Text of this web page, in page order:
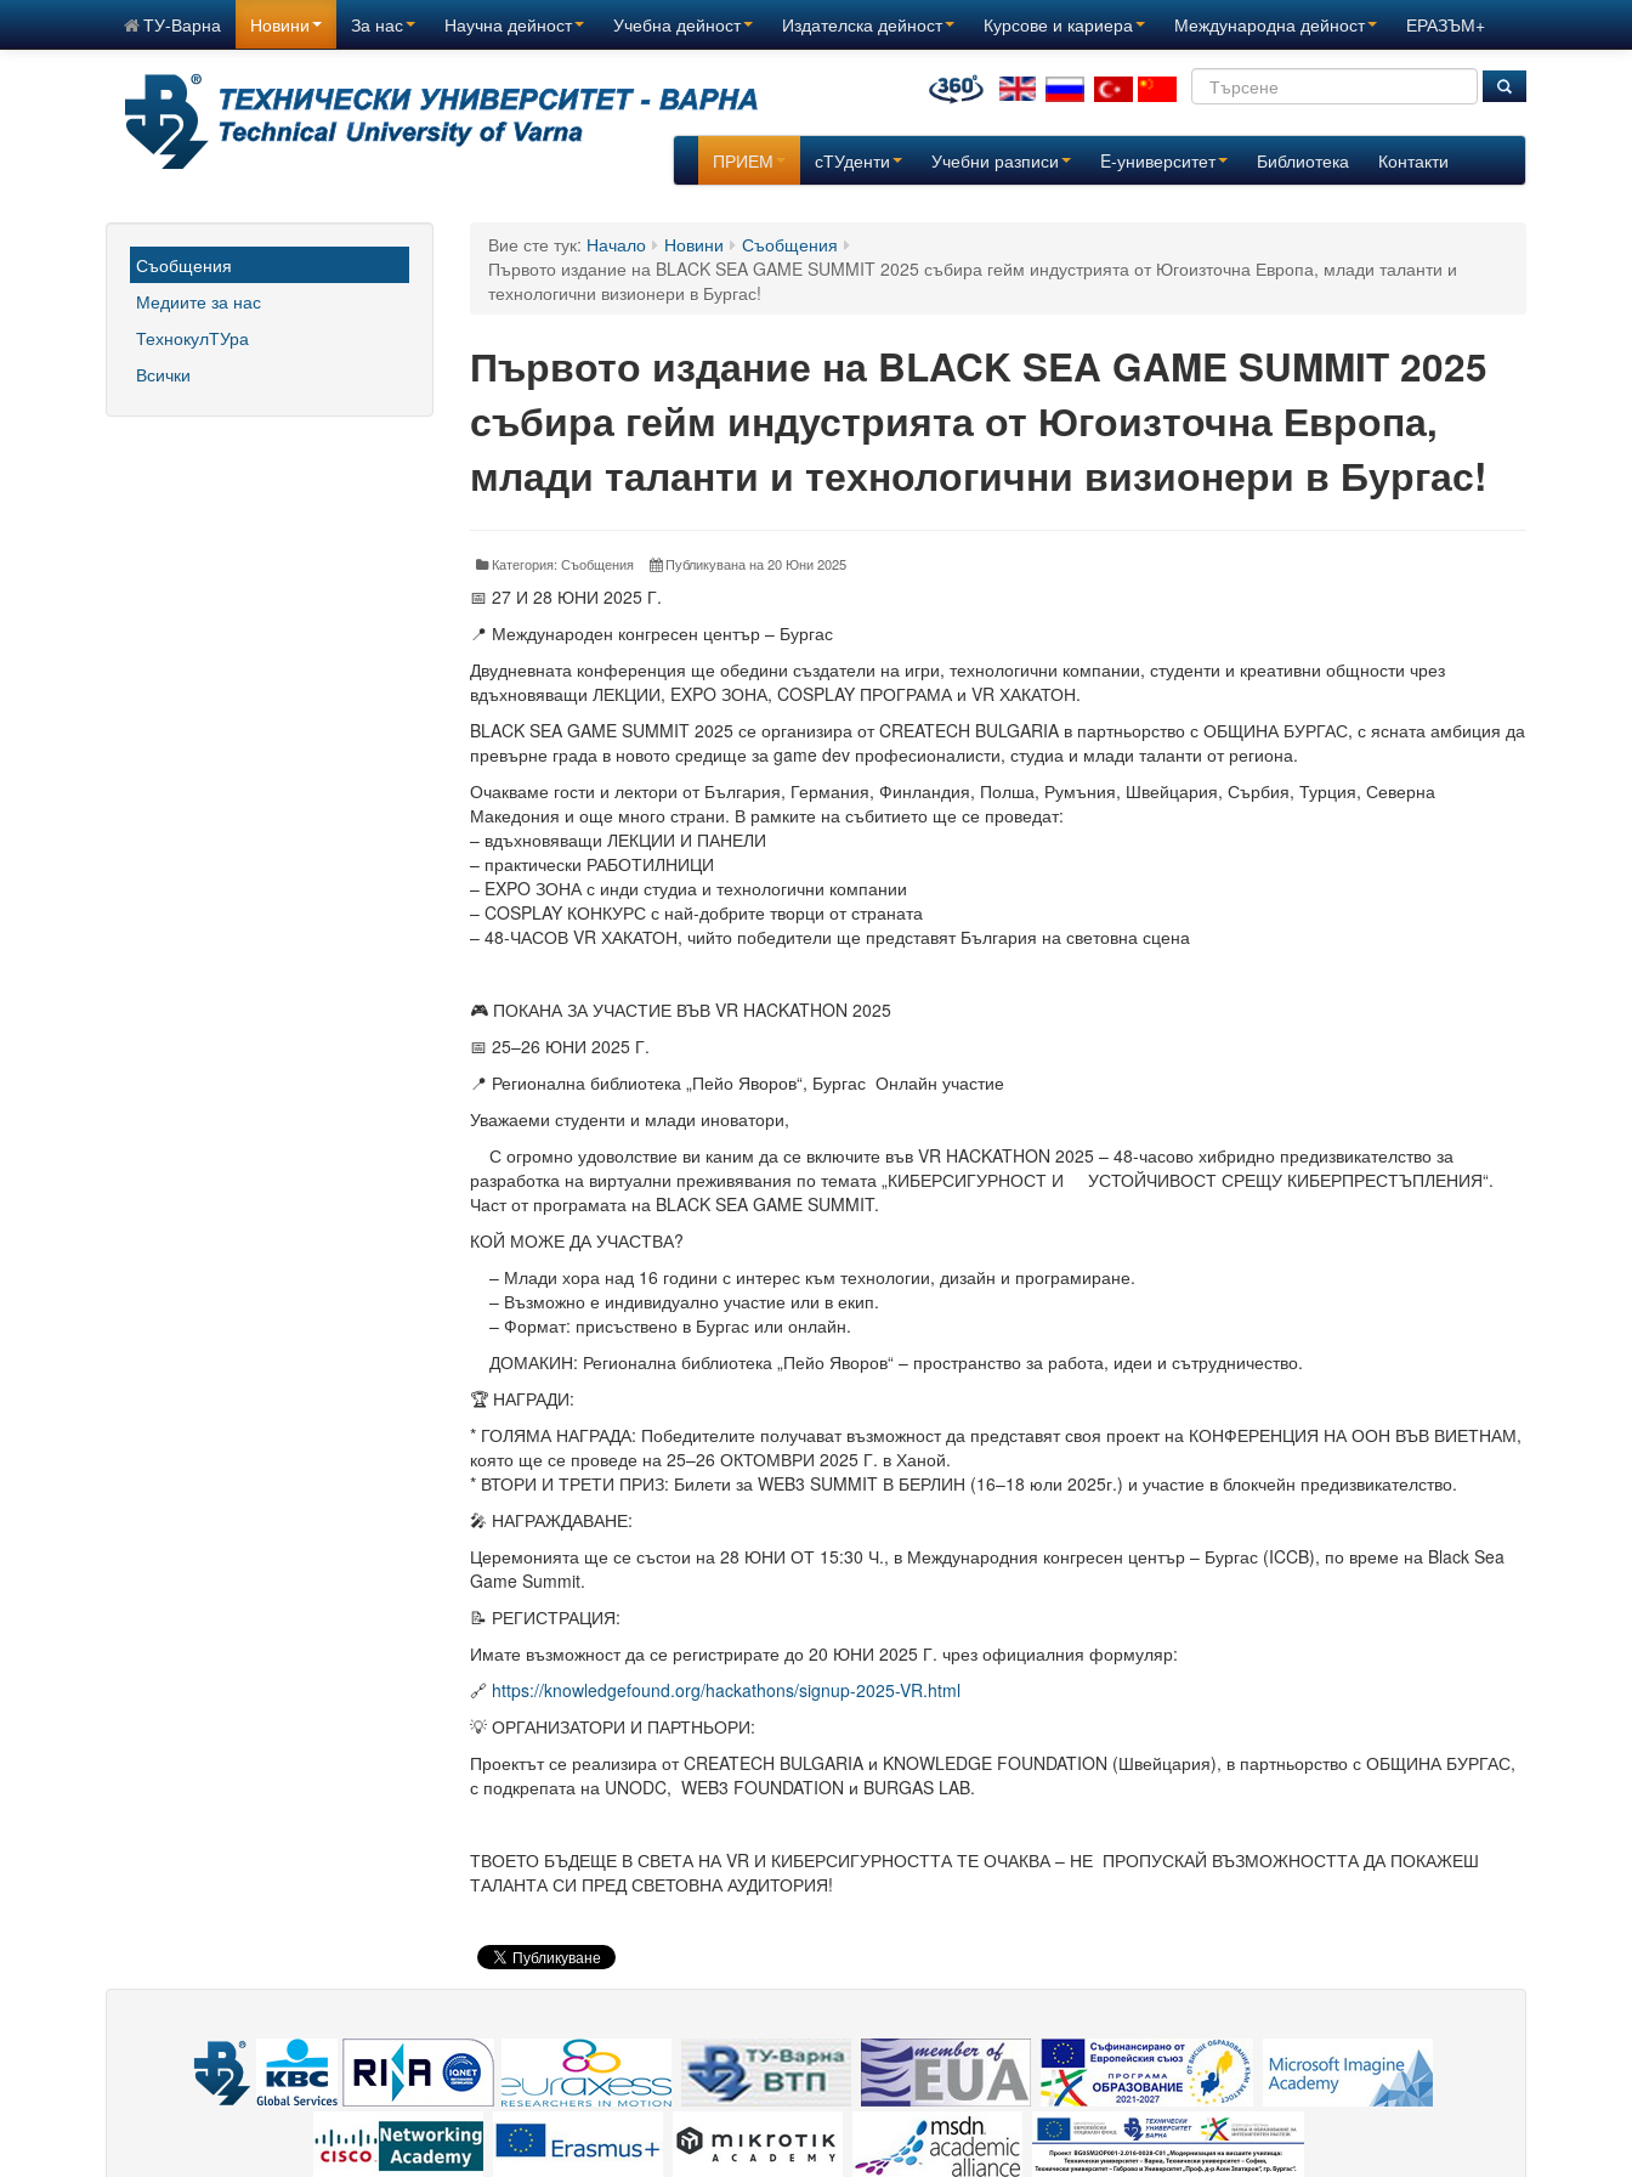
ТУ-Варна Новини За нас Научна дейност Учебна дейност Издателска дейност Курсове и кариера Международна дейност ЕРАЗЪМ+
ПРИЕМ сТУденти Учебни разписи E-университет Библиотека Контакти
Съобщения
Медиите за нас
ТехнокулТУра
Всички
Вие сте тук: Начало Новини
Съобщения
Първото издание на BLACK SEA GAME SUMMIT 2025 събира гейм индустрията от Югоизточна Европа, млади таланти и
технологични визионери в Бургас!
Първото издание на BLACK SEA GAME SUMMIT 2025
събира гейм индустрията от Югоизточна Европа,
млади таланти и технологични визионери в Бургас!
Категория: Съобщения Публикувана на 20 Юни 2025
📅 27 И 28 ЮНИ 2025 Г.
📍 Международен конгресен център – Бургас
Двудневната конференция ще обедини създатели на игри, технологични компании, студенти и креативни общности чрез
вдъхновяващи ЛЕКЦИИ, EXPO ЗОНА, COSPLAY ПРОГРАМА и VR ХАКАТОН.
BLACK SEA GAME SUMMIT 2025 се организира от CREATECH BULGARIA в партньорство с ОБЩИНА БУРГАС, с ясната амбиция да
превърне града в новото средище за game dev професионалисти, студиа и млади таланти от региона.
Очакваме гости и лектори от България, Германия, Финландия, Полша, Румъния, Швейцария, Сърбия, Турция, Северна
Македония и още много страни. В рамките на събитието ще се проведат:
– вдъхновяващи ЛЕКЦИИ И ПАНЕЛИ
– практически РАБОТИЛНИЦИ
– EXPO ЗОНА с инди студиа и технологични компании
– COSPLAY КОНКУРС с най-добрите творци от страната
– 48-ЧАСОВ VR ХАКАТОН, чийто победители ще представят България на световна сцена
🎮 ПОКАНА ЗА УЧАСТИЕ ВЪВ VR HACKATHON 2025
📅 25–26 ЮНИ 2025 Г.
📍 Регионална библиотека „Пейо Яворов“, Бургас Онлайн участие
Уважаеми студенти и млади иноватори,
С огромно удоволствие ви каним да се включите във VR HACKATHON 2025 – 48-часово хибридно предизвикателство за
разработка на виртуални преживявания по темата „КИБЕРСИГУРНОСТ И УСТОЙЧИВОСТ СРЕЩУ КИБЕРПРЕСТЪПЛЕНИЯ“.
Част от програмата на BLACK SEA GAME SUMMIT.
КОЙ МОЖЕ ДА УЧАСТВА?
– Млади хора над 16 години с интерес към технологии, дизайн и програмиране.
– Възможно е индивидуално участие или в екип.
– Формат: присъствено в Бургас или онлайн.
ДОМАКИН: Регионална библиотека „Пейо Яворов“ – пространство за работа, идеи и сътрудничество.
🏆 НАГРАДИ:
* ГОЛЯМА НАГРАДА: Победителите получават възможност да представят своя проект на КОНФЕРЕНЦИЯ НА ООН ВЪВ ВИЕТНАМ,
която ще се проведе на 25–26 ОКТОМВРИ 2025 Г. в Ханой.
* ВТОРИ И ТРЕТИ ПРИЗ: Билети за WEB3 SUMMIT В БЕРЛИН (16–18 юли 2025г.) и участие в блокчейн предизвикателство.
🎤 НАГРАЖДАВАНЕ:
Церемонията ще се състои на 28 ЮНИ ОТ 15:30 Ч., в Международния конгресен център – Бургас (ICCB), по време на Black Sea
Game Summit.
📝 РЕГИСТРАЦИЯ:
Имате възможност да се регистрирате до 20 ЮНИ 2025 Г. чрез официалния формуляр:
🔗 https://knowledgefound.org/hackathons/signup-2025-VR.html
💡 ОРГАНИЗАТОРИ И ПАРТНЬОРИ:
Проектът се реализира от CREATECH BULGARIA и KNOWLEDGE FOUNDATION (Швейцария), в партньорство с ОБЩИНА БУРГАС,
с подкрепата на UNODC, WEB3 FOUNDATION и BURGAS LAB.
ТВОЕТО БЪДЕЩЕ В СВЕТА НА VR И КИБЕРСИГУРНОСТТА ТЕ ОЧАКВА – НЕ ПРОПУСКАЙ ВЪЗМОЖНОСТТА ДА ПОКАЖЕШ
ТАЛАНТА СИ ПРЕД СВЕТОВНА АУДИТОРИЯ!